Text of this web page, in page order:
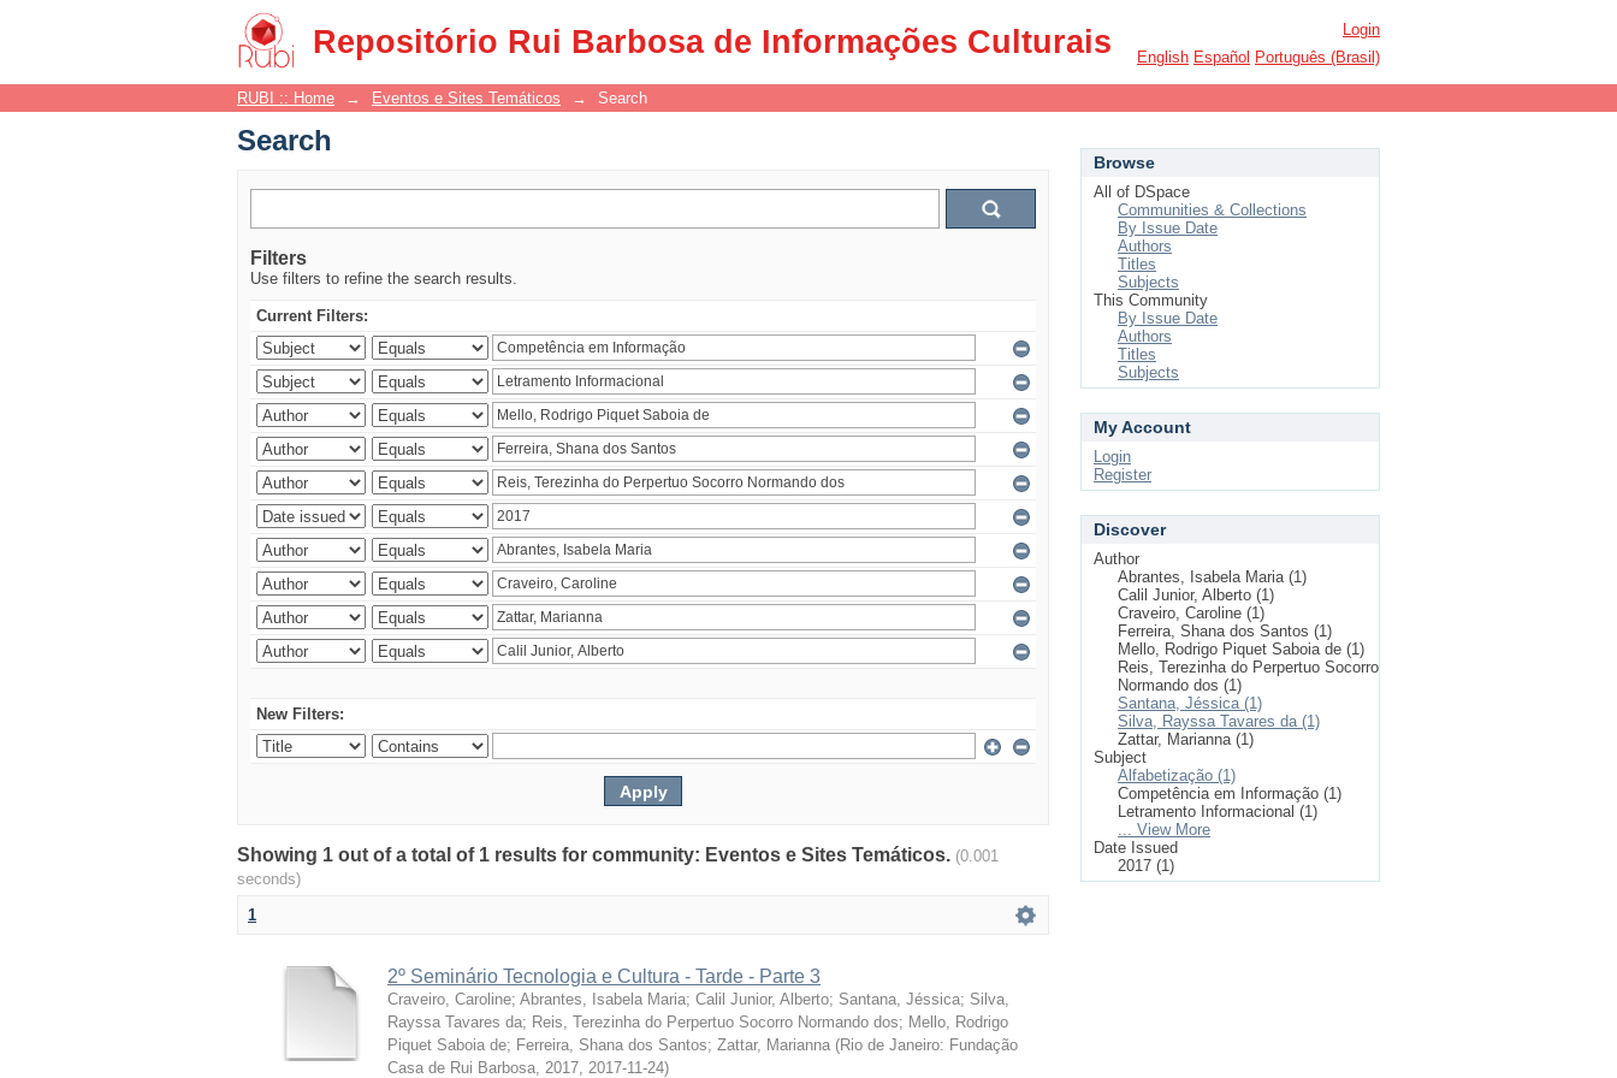
Repositório Rui Barbosa de Informações Culturais
Search
Login
English Español Português (Brasil)
RUBI :: Home → Eventos e Sites Temáticos → Search
Search
Filters
Use filters to refine the search results.
Current Filters:
New Filters:
Showing 1 out of a total of 1 results for community: Eventos e Sites Temáticos. (0.001
seconds)
1
2º Seminário Tecnologia e Cultura - Tarde - Parte 3
Craveiro, Caroline; Abrantes, Isabela Maria; Calil Junior, Alberto; Santana, Jéssica; Silva,
Rayssa Tavares da; Reis, Terezinha do Perpertuo Socorro Normando dos; Mello, Rodrigo
Piquet Saboia de; Ferreira, Shana dos Santos; Zattar, Marianna (Rio de Janeiro: Fundação
Casa de Rui Barbosa, 2017, 2017-11-24)
Browse
All of DSpace
Communities & Collections
By Issue Date
Authors
Titles
Subjects
This Community
By Issue Date
Authors
Titles
Subjects
My Account
Login
Register
Discover
Author
Abrantes, Isabela Maria (1)
Calil Junior, Alberto (1)
Craveiro, Caroline (1)
Ferreira, Shana dos Santos (1)
Mello, Rodrigo Piquet Saboia de (1)
Reis, Terezinha do Perpertuo Socorro
Normando dos (1)
Santana, Jéssica (1)
Silva, Rayssa Tavares da (1)
Zattar, Marianna (1)
Subject
Alfabetização (1)
Competência em Informação (1)
Letramento Informacional (1)
... View More
Date Issued
2017 (1)